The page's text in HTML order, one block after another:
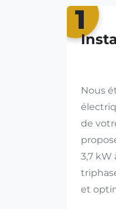
1
Nous
de
3,7 kW
et